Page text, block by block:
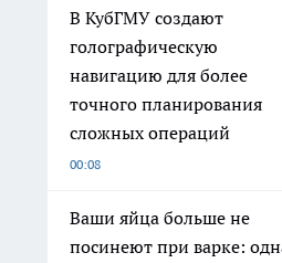
В КубГМУ создают
голографическую
навигацию для более
точного планирования
сложных операций
00:08
Ваши яйца больше не
посинеют при варке: